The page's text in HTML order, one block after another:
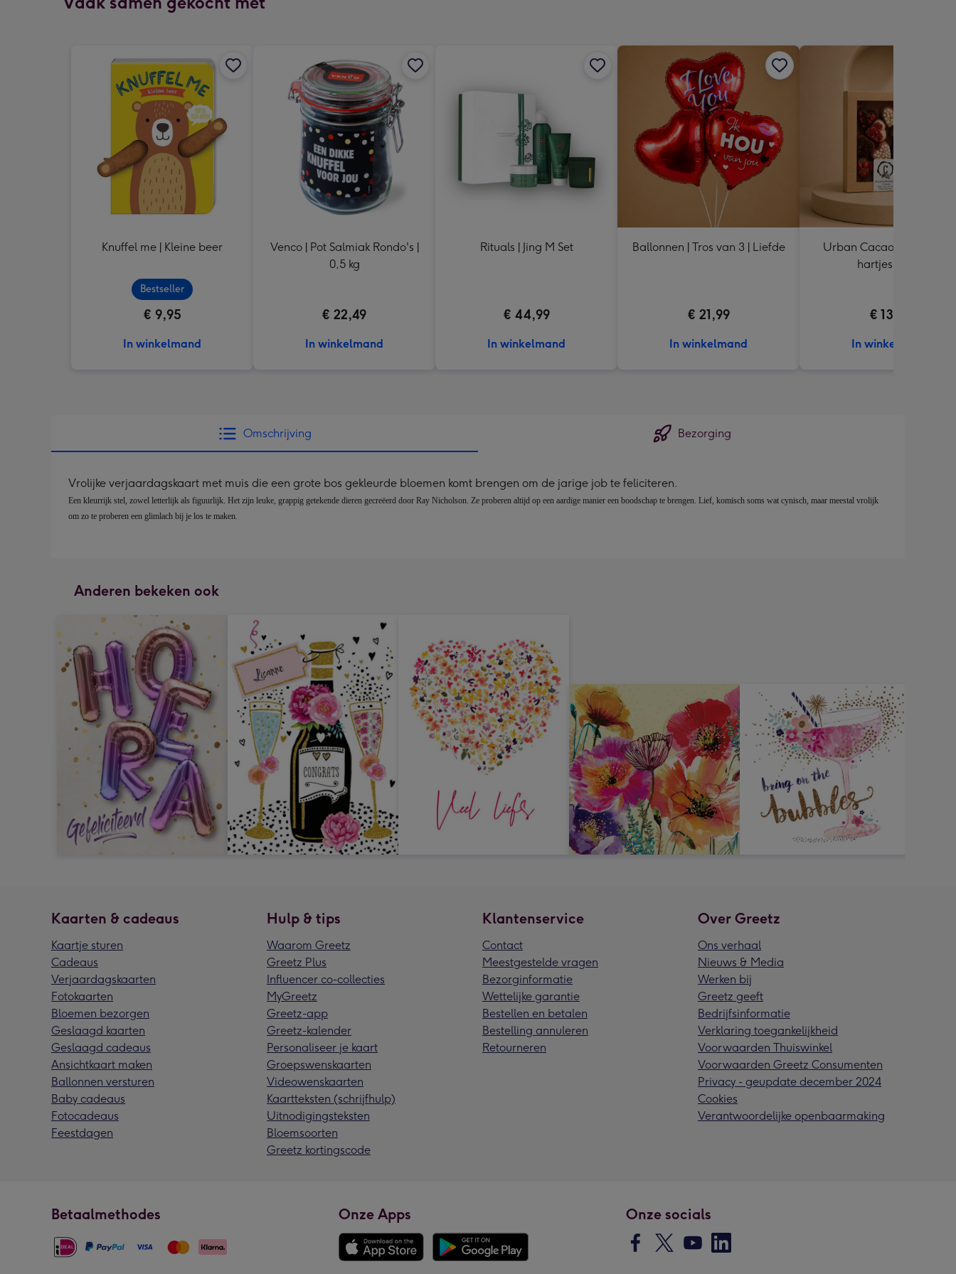
mm
Knuffel me | Kleine beer
Bestseller
€ 9,95
In winkelmand
Venco | Pot Salmiak Rondo's |
0,5 kg
€ 22,49
In winkelmand
Rituals | Jing M Set
€ 44,99
In winkelmand
Ballonnen | Tros van 3 | Liefde
€ 21,99
In winkelmand
Urban Cacao |
hartjes | 155g
€ 13,99
In winkelmand
Omschrijving Bezorging
Vrolijke verjaardagskaart met muis die een grote bos gekleurde bloemen komt brengen om de jarige job te feliciteren.
Een kleurrijk stel, zowel letterlijk als figuurlijk. Het zijn leuke, grappig getekende dieren gecreëerd door Ray Nicholson. Ze proberen altijd op een aardige manier een boodschap te brengen. Lief, komisch soms wat cynisch, maar meestal vrolijk
om zo te proberen een glimlach bij je los te maken.
Anderen bekeken ook
Kaarten & cadeaus
Kaartje sturen
Cadeaus
Verjaardagskaarten
Fotokaarten
Bloemen bezorgen
Geslaagd kaarten
Geslaagd cadeaus
Ansichtkaart maken
Ballonnen versturen
Baby cadeaus
Fotocadeaus
Feestdagen
Hulp & tips
Waarom Greetz
Greetz Plus
Influencer co-collecties
MyGreetz
Greetz-app
Greetz-kalender
Personaliseer je kaart
Groepswenskaarten
Videowenskaarten
Kaartteksten (schrijfhulp)
Uitnodigingsteksten
Bloemsoorten
Greetz kortingscode
Klantenservice
Contact
Meestgestelde vragen
Bezorginformatie
Wettelijke garantie
Bestellen en betalen
Bestelling annuleren
Retourneren
Over Greetz
Ons verhaal
Nieuws & Media
Werken bij
Greetz geeft
Bedrijfsinformatie
Verklaring toegankelijkheid
Voorwaarden Thuiswinkel
Voorwaarden Greetz Consumenten
Privacy - geupdate december 2024
Cookies
Verantwoordelijke openbaarmaking
Betaalmethodes Onze Apps Onze socials